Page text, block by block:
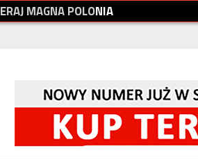
ERAJMAGNAPOLONIA